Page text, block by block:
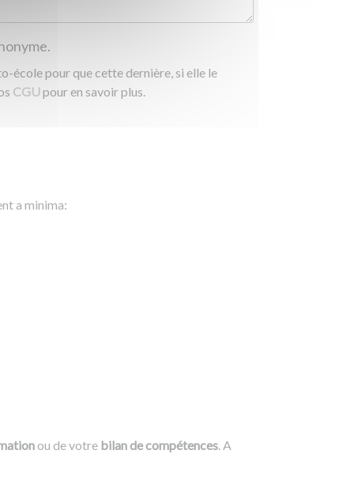
école pour que cette dernière, si elle le
CGUpour en savoir plus.
a minima:
ou de votre bilan de compétences. A